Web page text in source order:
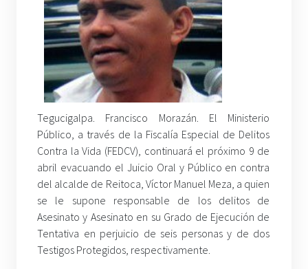
Tegucigalpa. Francisco Morazán. El Ministerio
Público, a través de la Fiscalía Especial de Delitos
Contra la Vida (FEDCV), continuará el próximo 9 de
abril evacuando el Juicio Oral y Público en contra
del alcalde de Reitoca, Víctor Manuel Meza, a quien
se le supone responsable de los delitos de
Asesinato y Asesinato en su Grado de Ejecución de
Tentativa en perjuicio de seis personas y de dos
Testigos Protegidos, respectivamente.